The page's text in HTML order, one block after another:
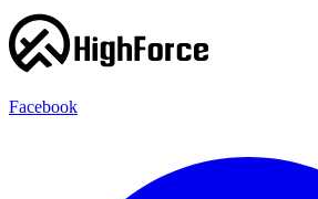
Facebook